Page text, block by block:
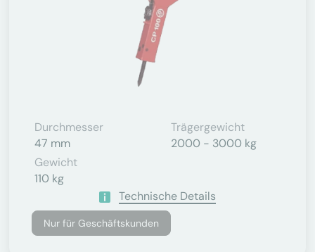
Durchmesser
47 mm
Trägergewicht
2000 - 3000 kg
Gewicht
110 kg
Technische Details
Nur für Geschäftskunden